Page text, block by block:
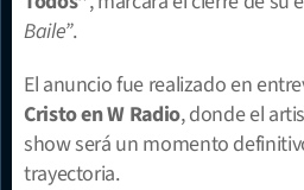
Baile”.
El anuncio fue realizado en
Cristo en W Radio, donde el
show será un momento
trayectoria.